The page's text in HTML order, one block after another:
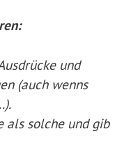
und
(auch wenns
als solche und gib